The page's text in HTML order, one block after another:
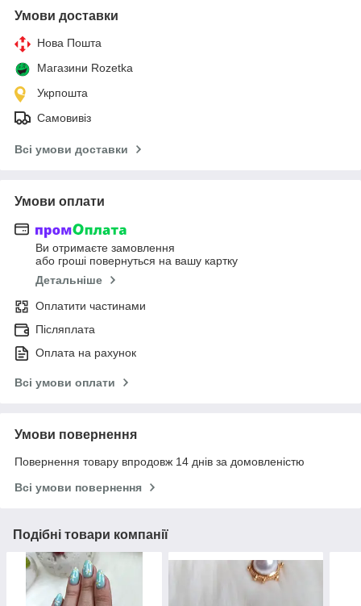
Умови доставки
Нова Пошта
Магазини Rozetka
Укрпошта
Самовивіз
Всі умови доставки
Умови оплати
Ви отримаєте замовлення
або гроші повернуться на вашу картку
Детальніше
Оплатити частинами
Післяплата
Оплата на рахунок
Всі умови оплати
Умови повернення
Повернення товару впродовж 14 днів за домовленістю
Всі умови повернення
Подібні товари компанії